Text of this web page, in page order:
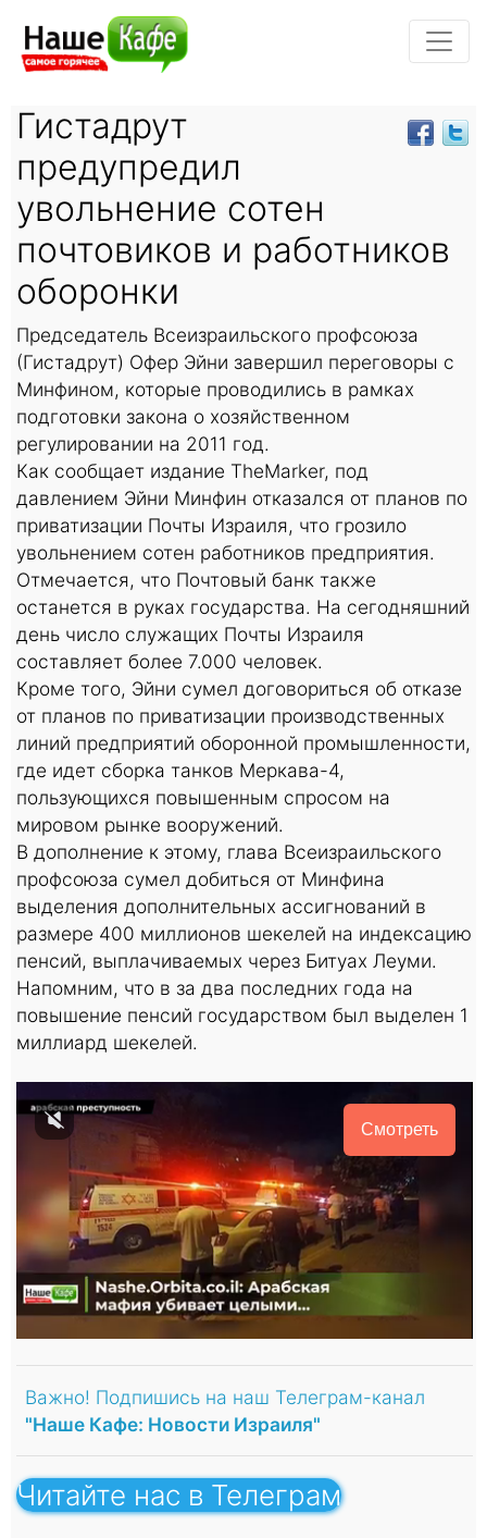
Гистадрут
предупредил
увольнение сотен
почтовиков и работников
оборонки
Председатель Всеизраильского профсоюза
(Гистадрут) Офер Эйни завершил переговоры с
Минфином, которые проводились в рамках
подготовки закона о хозяйственном
регулировании на 2011 год.
Как сообщает издание TheMarker, под
давлением Эйни Минфин отказался от планов по
приватизации Почты Израиля, что грозило
увольнением сотен работников предприятия.
Отмечается, что Почтовый банк также
останется в руках государства. На сегодняшний
день число служащих Почты Израиля
составляет более 7.000 человек.
Кроме того, Эйни сумел договориться об отказе
от планов по приватизации производственных
линий предприятий оборонной промышленности,
где идет сборка танков Меркава-4,
пользующихся повышенным спросом на
мировом рынке вооружений.
В дополнение к этому, глава Всеизраильского
профсоюза сумел добиться от Минфина
выделения дополнительных ассигнований в
размере 400 миллионов шекелей на индексацию
пенсий, выплачиваемых через Битуах Леуми.
Напомним, что в за два последних года на
повышение пенсий государством был выделен 1
миллиард шекелей.
Смотреть
Важно! Подпишись на наш Телеграм-канал
"Наше Кафе: Новости Израиля"
Читайте нас в Телеграм